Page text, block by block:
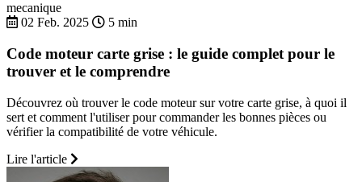
mecanique
02 Feb. 2025
5 min
Code moteur carte grise : le guide complet pour le
trouver et le comprendre
Découvrez où trouver le code moteur sur votre carte grise, à quoi il
sert et comment l'utiliser pour commander les bonnes pièces ou
vérifier la compatibilité de votre véhicule.
Lire l'article